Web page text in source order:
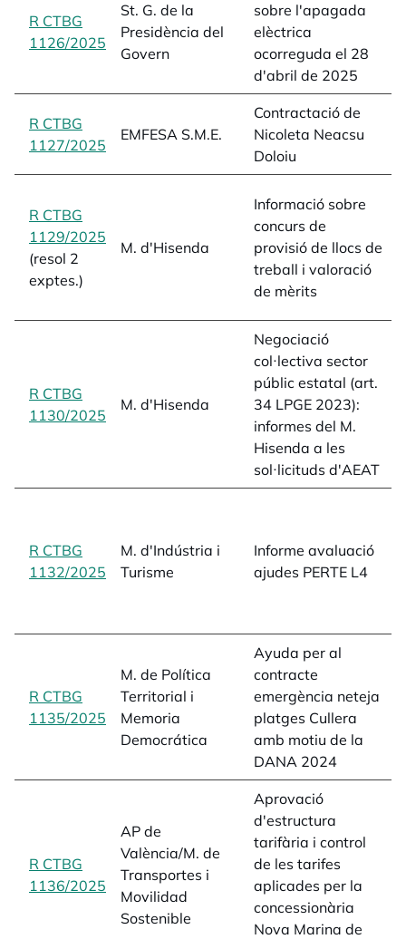
R CTBG
1126/2025 opens in a new tab
St. G. de la
Presidència del
Govern
sobre l'apagada
elèctrica
ocorreguda el 28
d'abril de 2025
R CTBG
1127/2025 opens in a new tab
EMFESA S.M.E.
Contractació de
Nicoleta Neacsu
Doloiu
R CTBG
1129/2025
(resol 2
exptes.)
M. d'Hisenda
Informació sobre
concurs de
provisió de llocs de
treball i valoració
de mèrits
R CTBG
1130/2025 opens in a new tab
M. d'Hisenda
Negociació
col·lectiva sector
públic estatal (art.
34 LPGE 2023):
informes del M.
Hisenda a les
sol·licituds d'AEAT
R CTBG
1132/2025 opens in a new tab
M. d'Indústria i
Turisme
Informe avaluació
ajudes PERTE L4
R CTBG
1135/2025 opens in a new tab
M. de Política
Territorial i
Memoria
Democrática
Ayuda per al
contracte
emergència neteja
platges Cullera
amb motiu de la
DANA 2024
R CTBG
1136/2025 opens in a new tab
AP de
València/M. de
Transportes i
Movilidad
Sostenible
Aprovació
d'estructura
tarifària i control
de les tarifes
aplicades per la
concessionària
Nova Marina de